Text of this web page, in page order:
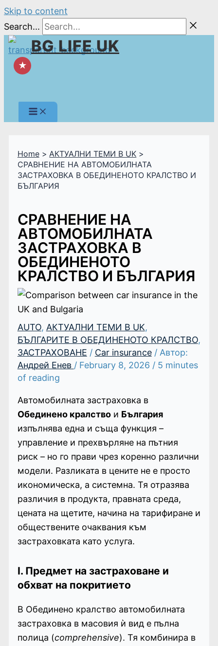
Skip to content
Search...
BG LIFE UK
★
Home
АКТУАЛНИ ТЕМИ В UK
СРАВНЕНИЕ НА АВТОМОБИЛНАТА
ЗАСТРАХОВКА В ОБЕДИНЕНОТО КРАЛСТВО И
БЪЛГАРИЯ
СРАВНЕНИЕ НА
АВТОМОБИЛНАТА
ЗАСТРАХОВКА В
ОБЕДИНЕНОТО
КРАЛСТВО И БЪЛГАРИЯ
AUTO, АКТУАЛНИ ТЕМИ В UK,
БЪЛГАРИТЕ В ОБЕДИНЕНОТО КРАЛСТВО,
ЗАСТРАХОВАНЕ / Car insurance/ Автор:
Андрей Енев / February 8, 2026 / 5 minutes
of reading
Автомобилната застраховка в
Обединено кралствои България
изпълнява една и съща функция –
управление и прехвърляне на пътния
риск – но го прави чрез коренно различни
модели. Разликата в цените не е просто
икономическа, а системна. Тя отразява
различия в продукта, правната среда,
цената на щетите, начина на тарифиране и
обществените очаквания към
застраховката като услуга.
I. Предмет на застраховане и
обхват на покритието
В Обединено кралство автомобилната
застраховка в масовия ѝ вид е пълна
полица (comprehensive). Тя комбинира в